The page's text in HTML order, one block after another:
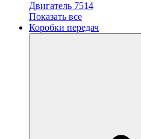
Двигатель 7514
Показать все
Коробки передач